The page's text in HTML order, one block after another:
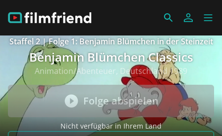
Staffel 2 | Folge 1: Benjamin Blümchen in der Steinzeit
Benjamin Blümchen Classics
Animation/Abenteuer, Deutschland 1989
Folge abspielen
Nicht verfügbar in Ihrem Land